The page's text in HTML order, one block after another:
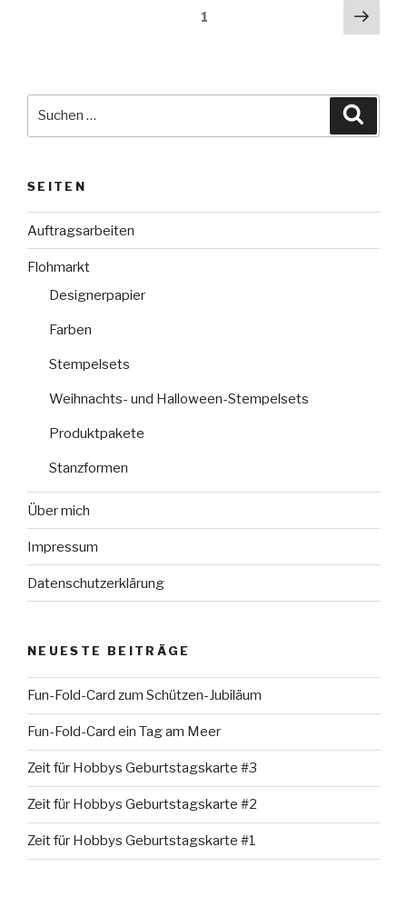
1
SEITEN
Auftragsarbeiten
Flohmarkt
Designerpapier
Farben
Stempelsets
Weihnachts- und Halloween-Stempelsets
Produktpakete
Stanzformen
Über mich
Impressum
Datenschutzerklärung
NEUESTE BEITRÄGE
Fun-Fold-Card zum Schützen-Jubiläum
Fun-Fold-Card ein Tag am Meer
Zeit für Hobbys Geburtstagskarte #3
Zeit für Hobbys Geburtstagskarte #2
Zeit für Hobbys Geburtstagskarte #1